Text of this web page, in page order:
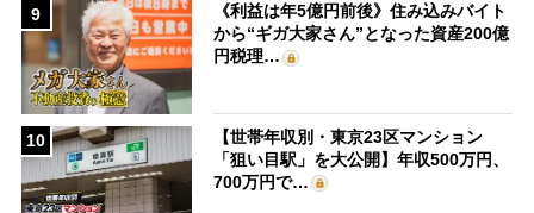
9
《利益は年5億円前後》住み込みバイト
から“ギガ大家さん”となった資産200億
円税理…
10
【世帯年収別・東京23区マンション
「狙い目駅」を大公開】年収500万円、
700万円で…